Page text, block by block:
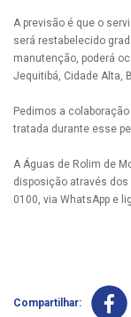
A previsão é que o
será restabelecido
manutenção, poderá
Jequitibá, Cidade Alta,
Pedimos a
tratada durante esse
A Águas de Rolim de
disposição através
0100, via WhatsApp e
Compartilhar: